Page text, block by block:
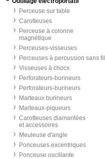
Perceuse sur table
Carotteuses
Perceuse à colonne
magnétique
Perceuses-visseuses
Perceuses à percussion sans fil
Visseuses à chocs
Perforateurs-burineurs
Perforateurs-burineurs
Marteaux burineurs
Marteaux-piqueurs
Carotteuses diamantées
et accessoires
Meuleuse d'angle
Ponceuses excentriques
Ponceuse oscillante